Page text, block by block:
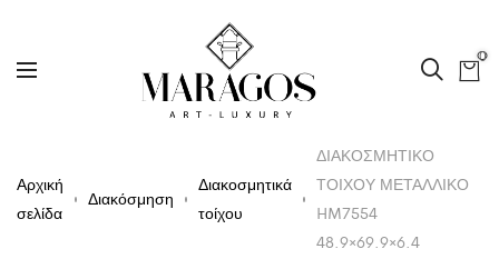
0
Αρχική
σελίδα
Διακόσμηση
Διακοσμητικά
τοίχου
ΔΙΑΚΟΣΜΗΤΙΚΟ
ΤΟΙΧΟΥ ΜΕΤΑΛΛΙΚΟ
HM7554
48.9×69.9×6.4